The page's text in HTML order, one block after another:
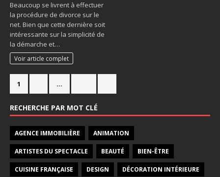
Beaucoup se livrent à effectuer
la procédure de divorce sur le
net. Bien que cette dernière soit
intéressante sur la simplicité de
la démarche et…
Voir article complet
1 …
RECHERCHE PAR MOT CLÉ
AGENCE IMMOBILIÈRE ANIMATION
ARTISTES DU SPECTACLE BEAUTÉ BIEN-ÊTRE
CUISINE FRANÇAISE DESIGN DÉCORATION INTÉRIEURE